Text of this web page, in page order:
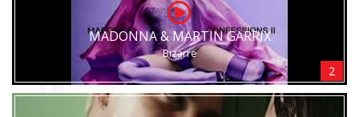
MADONNA & MARTIN GARRIX
Bizarre
2